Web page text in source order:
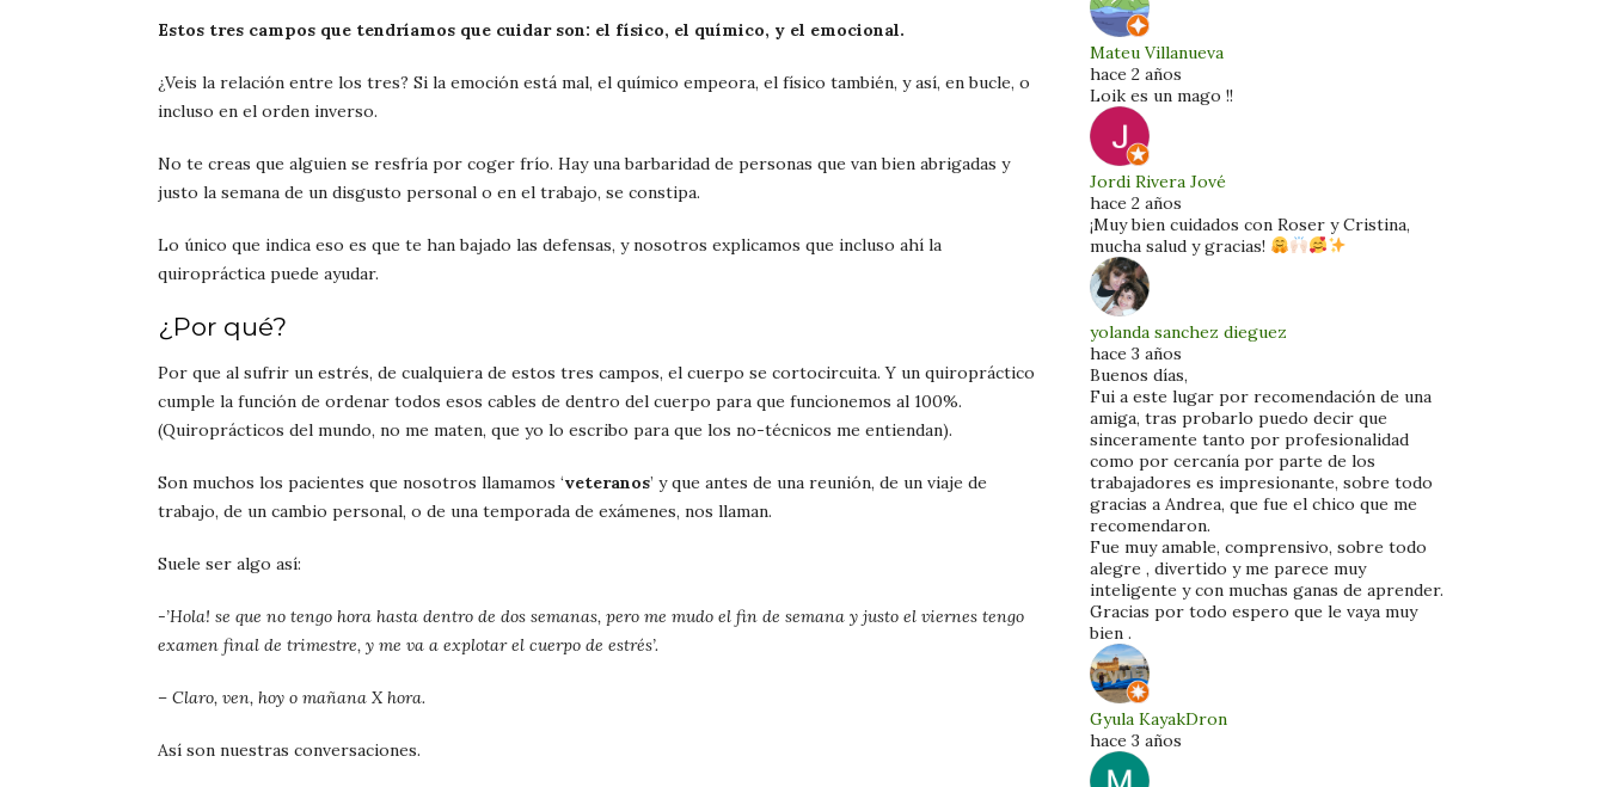
Estos tres campos que tendríamos que cuidar son: el físico, el químico, y el emocional.
¿Veis la relación entre los tres? Si la emoción está mal, el químico empeora, el físico también, y así, en bucle, o
incluso en el orden inverso.
No te creas que alguien se resfría por coger frío. Hay una barbaridad de personas que van bien abrigadas y
justo la semana de un disgusto personal o en el trabajo, se constipa.
Lo único que indica eso es que te han bajado las defensas, y nosotros explicamos que incluso ahí la
quiropráctica puede ayudar.
¿Por qué?
Por que al sufrir un estrés, de cualquiera de estos tres campos, el cuerpo se cortocircuita. Y un quiropráctico
cumple la función de ordenar todos esos cables de dentro del cuerpo para que funcionemos al 100%.
(Quiroprácticos del mundo, no me maten, que yo lo escribo para que los no-técnicos me entiendan).
Son muchos los pacientes que nosotros llamamos ‘veteranos’ y que antes de una reunión, de un viaje de
trabajo, de un cambio personal, o de una temporada de exámenes, nos llaman.
Suele ser algo así:
-’Hola! se que no tengo hora hasta dentro de dos semanas, pero me mudo el fin de semana y justo el viernes tengo
examen final de trimestre, y me va a explotar el cuerpo de estrés’.
– Claro, ven, hoy o mañana X hora.
Así son nuestras conversaciones.
Mateu Villanueva
hace 2 años
Loik es un mago !!
Jordi Rivera Jové
hace 2 años
¡Muy bien cuidados con Roser y Cristina,
mucha salud y gracias!
yolanda sanchez dieguez
hace 3 años
Buenos días,
Fui a este lugar por recomendación de una
amiga, tras probarlo puedo decir que
sinceramente tanto por profesionalidad
como por cercanía por parte de los
trabajadores es impresionante, sobre todo
gracias a Andrea, que fue el chico que me
recomendaron.
Fue muy amable, comprensivo, sobre todo
alegre , divertido y me parece muy
inteligente y con muchas ganas de aprender.
Gracias por todo espero que le vaya muy
bien .
Gyula KayakDron
hace 3 años